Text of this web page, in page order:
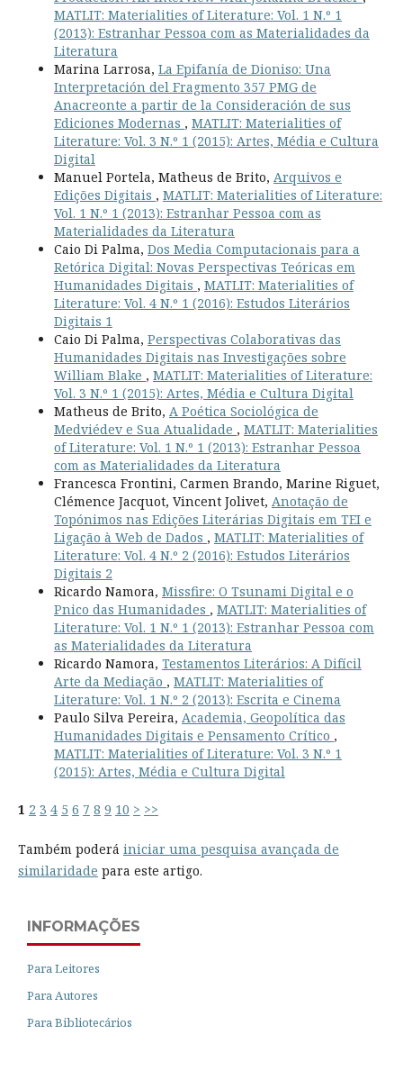
MATLIT: Materialities of Literature: Vol. 1 N.º 1
(2013): Estranhar Pessoa com as Materialidades da
Literatura
Marina Larrosa, La Epifanía de Dioniso: Una
Interpretación del Fragmento 357 PMG de
Anacreonte a partir de la Consideración de sus
Ediciones Modernas , MATLIT: Materialities of
Literature: Vol. 3 N.º 1 (2015): Artes, Média e Cultura
Digital
Manuel Portela, Matheus de Brito, Arquivos e
Edições Digitais , MATLIT: Materialities of Literature:
Vol. 1 N.º 1 (2013): Estranhar Pessoa com as
Materialidades da Literatura
Caio Di Palma, Dos Media Computacionais para a
Retórica Digital: Novas Perspectivas Teóricas em
Humanidades Digitais , MATLIT: Materialities of
Literature: Vol. 4 N.º 1 (2016): Estudos Literários
Digitais 1
Caio Di Palma, Perspectivas Colaborativas das
Humanidades Digitais nas Investigações sobre
William Blake , MATLIT: Materialities of Literature:
Vol. 3 N.º 1 (2015): Artes, Média e Cultura Digital
Matheus de Brito, A Poética Sociológica de
Medviédev e Sua Atualidade , MATLIT: Materialities
of Literature: Vol. 1 N.º 1 (2013): Estranhar Pessoa
com as Materialidades da Literatura
Francesca Frontini, Carmen Brando, Marine Riguet,
Clémence Jacquot, Vincent Jolivet, Anotação de
Topónimos nas Edições Literárias Digitais em TEI e
Ligação à Web de Dados , MATLIT: Materialities of
Literature: Vol. 4 N.º 2 (2016): Estudos Literários
Digitais 2
Ricardo Namora, Missfire: O Tsunami Digital e o
Pnico das Humanidades , MATLIT: Materialities of
Literature: Vol. 1 N.º 1 (2013): Estranhar Pessoa com
as Materialidades da Literatura
Ricardo Namora, Testamentos Literários: A Difícil
Arte da Mediação , MATLIT: Materialities of
Literature: Vol. 1 N.º 2 (2013): Escrita e Cinema
Paulo Silva Pereira, Academia, Geopolítica das
Humanidades Digitais e Pensamento Crítico ,
MATLIT: Materialities of Literature: Vol. 3 N.º 1
(2015): Artes, Média e Cultura Digital
1 2 3 4 5 6 7 8 9 10 > >>
Também poderá iniciar uma pesquisa avançada de
similaridade para este artigo.
INFORMAÇÕES
Para Leitores
Para Autores
Para Bibliotecários